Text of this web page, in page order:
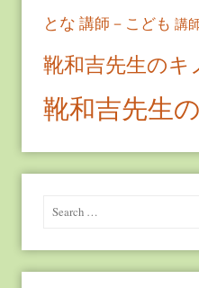
とな 講師－こども 講
靴和吉先生のキ
靴和吉先生
Search